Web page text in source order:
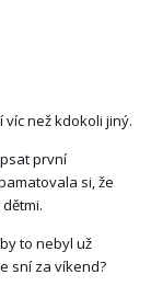
než kdokoli jiný.
první
si, že
to nebyl už
sní za víkend?